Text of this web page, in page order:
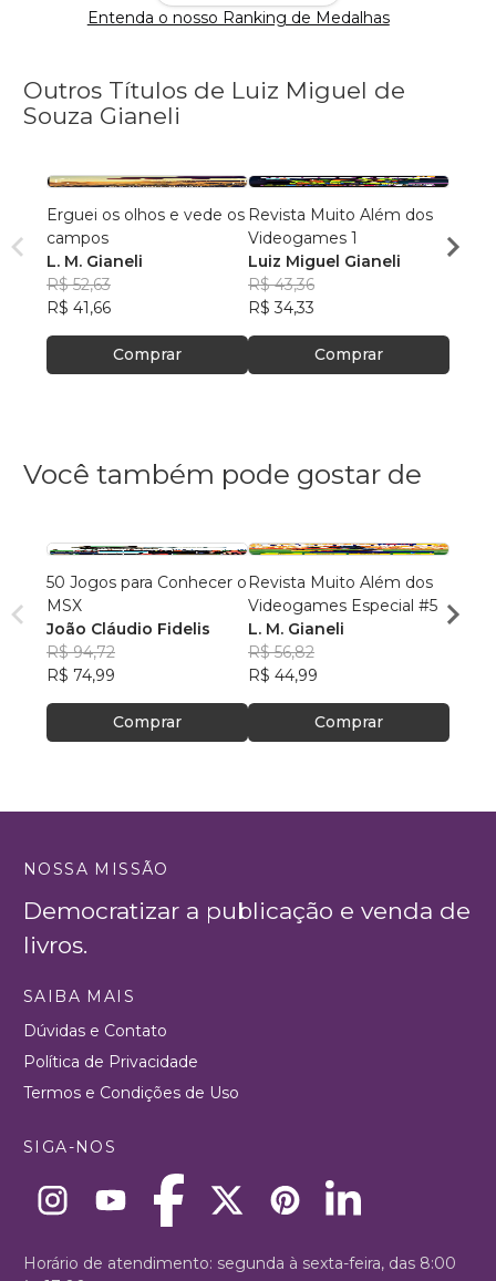
Entenda o nosso Ranking de Medalhas
Outros Títulos de Luiz Miguel de
Souza Gianeli
Erguei os olhos e vede os
campos
L. M. Gianeli
R$ 52,63
R$ 41,66
Comprar
Revista Muito Além dos
Videogames 1
Luiz Miguel Gianeli
R$ 43,36
R$ 34,33
Comprar
Luiz
Você também pode gostar de
50 Jogos para Conhecer o
MSX
João Cláudio Fidelis
R$ 94,72
R$ 74,99
Comprar
Revista Muito Além dos
Videogames Especial #5
L. M. Gianeli
R$ 56,82
R$ 44,99
Comprar
R$
NOSSA MISSÃO
Democratizar a publicação e venda de
livros.
SAIBA MAIS
Dúvidas e Contato
Política de Privacidade
Termos e Condições de Uso
SIGA-NOS
Horário de atendimento: segunda à sexta-feira, das 8:00